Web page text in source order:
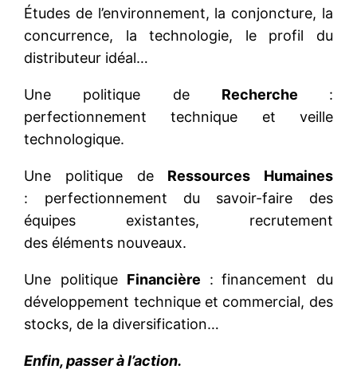
Études de l’environnement, la conjoncture, la
concurrence, la technologie, le profil du
distributeur idéal…
Une politique de Recherche :
perfectionnement technique et veille
technologique.
Une politique de Ressources Humaines
: perfectionnement du savoir-faire des
équipes existantes, recrutement
des éléments nouveaux.
Une politique Financière : financement du
développement technique et commercial, des
stocks, de la diversification…
Enfin, passer à l’action.